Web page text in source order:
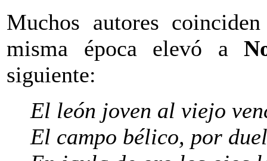
Muchos autores
misma época elevó a
siguiente:
El león joven al viejo
El campo bélico, por